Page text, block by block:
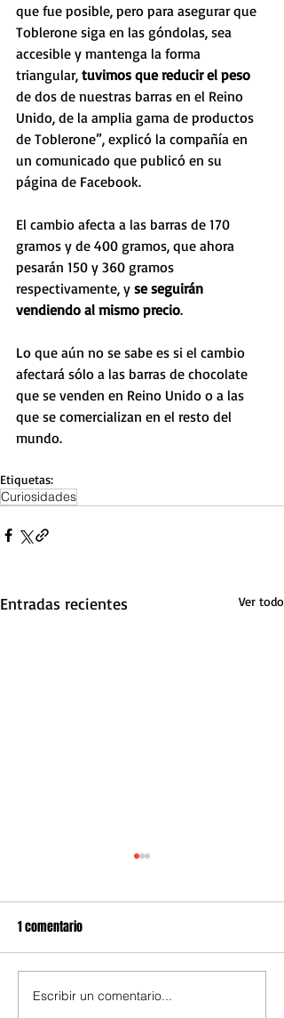
que fue posible, pero para asegurar que
Toblerone siga en las góndolas, sea
accesible y mantenga la forma
triangular, tuvimos que reducir el peso
de dos de nuestras barras en el Reino
Unido, de la amplia gama de productos
de Toblerone”, explicó la compañía en
un comunicado que publicó en su
página de Facebook.
El cambio afecta a las barras de 170
gramos y de 400 gramos, que ahora
pesarán 150 y 360 gramos
respectivamente, y se seguirán
vendiendo al mismo precio.
Lo que aún no se sabe es si el cambio
afectará sólo a las barras de chocolate
que se venden en Reino Unido o a las
que se comercializan en el resto del
mundo.
Etiquetas:
Curiosidades
Entradas recientes Ver todo
Tortas fritas de Doña
1 comentario
Escribir un comentario...